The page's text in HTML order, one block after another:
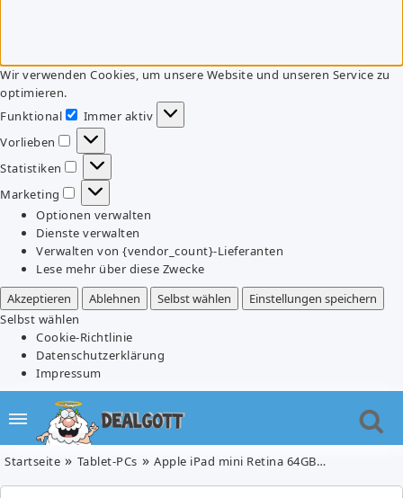
Wir verwenden Cookies, um unsere Website und unseren Service zu
optimieren.
Funktional
Funktional
Immer aktiv
Vorlieben
Vorlieben
Statistiken
Statistiken
Marketing
Marketing
Optionen verwalten
Dienste verwalten
Verwalten von {vendor_count}-Lieferanten
Lese mehr über diese Zwecke
Akzeptieren
Ablehnen Selbst wählen
Einstellungen speichern
Selbst wählen
Cookie-Richtlinie
Datenschutzerklärung
Impressum
Startseite Tablet-PCs Apple iPad mini Retina 64GB WiFi + 4G spacegrau für 399€